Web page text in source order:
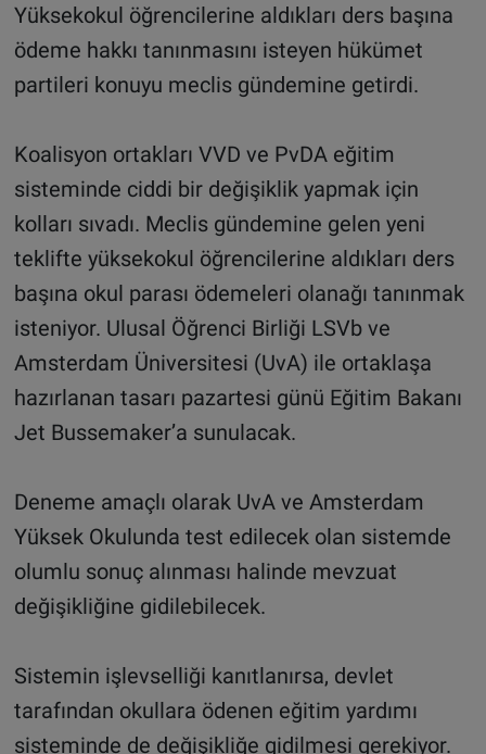
Yüksekokul öğrencilerine aldıkları ders başına
ödeme hakkı tanınmasını isteyen hükümet
partileri konuyu meclis gündemine getirdi.
Koalisyon ortakları VVD ve PvDA eğitim
sisteminde ciddi bir değişiklik yapmak için
kolları sıvadı. Meclis gündemine gelen yeni
teklifte yüksekokul öğrencilerine aldıkları ders
başına okul parası ödemeleri olanağı tanınmak
isteniyor. Ulusal Öğrenci Birliği LSVb ve
Amsterdam Üniversitesi (UvA) ile ortaklaşa
hazırlanan tasarı pazartesi günü Eğitim Bakanı
Jet Bussemaker’a sunulacak.
Deneme amaçlı olarak UvA ve Amsterdam
Yüksek Okulunda test edilecek olan sistemde
olumlu sonuç alınması halinde mevzuat
değişikliğine gidilebilecek.
Sistemin işlevselliği kanıtlanırsa, devlet
tarafından okullara ödenen eğitim yardımı
sisteminde de değişikliğe gidilmesi gerekiyor.